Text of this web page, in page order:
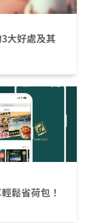
大好處及其
鬆省荷包！